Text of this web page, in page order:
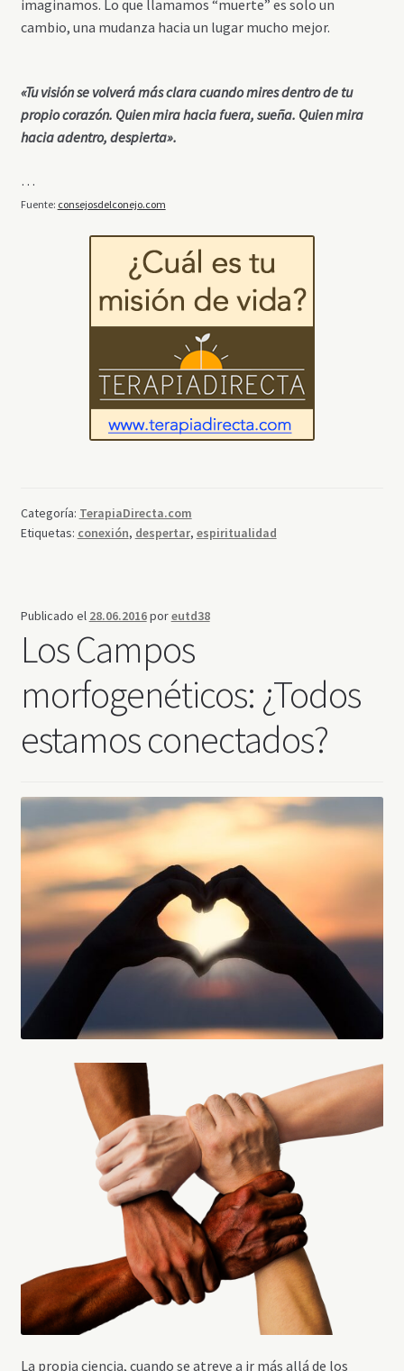
imaginamos. Lo que llamamos “muerte” es solo un
cambio, una mudanza hacia un lugar mucho mejor.
«Tu visión se volverá más clara cuando mires dentro de tu
propio corazón. Quien mira hacia fuera, sueña. Quien mira
hacia adentro, despierta».
…
Fuente: consejosdelconejo.com
Categoría: TerapiaDirecta.com
Etiquetas: conexión, despertar, espiritualidad
Publicado el 28.06.2016poreutd38
Los Campos
morfogenéticos: ¿Todos
estamos conectados?
La propia ciencia, cuando se atreve a ir más allá de los